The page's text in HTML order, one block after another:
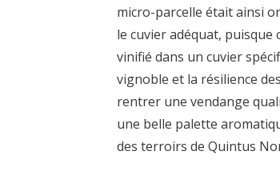
micro-parcelle était ainsi
le cuvier adéquat,
vinifié dans un cuvier
vignoble et la résilience
rentrer une vendange
une belle palette
des terroirs de Quintus